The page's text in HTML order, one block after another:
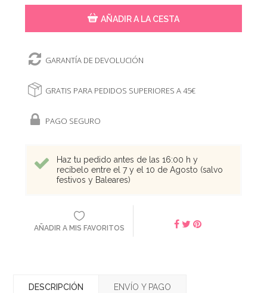
AÑADIR A LA CESTA
GARANTÍA DE DEVOLUCIÓN
GRATIS PARA PEDIDOS SUPERIORES A 45€
PAGO SEGURO
Haz tu pedido antes de las 16:00 h y
recíbelo entre el 7 y el 10 de Agosto (salvo
festivos y Baleares)
AÑADIR A MIS FAVORITOS
DESCRIPCIÓN ENVÍO Y PAGO